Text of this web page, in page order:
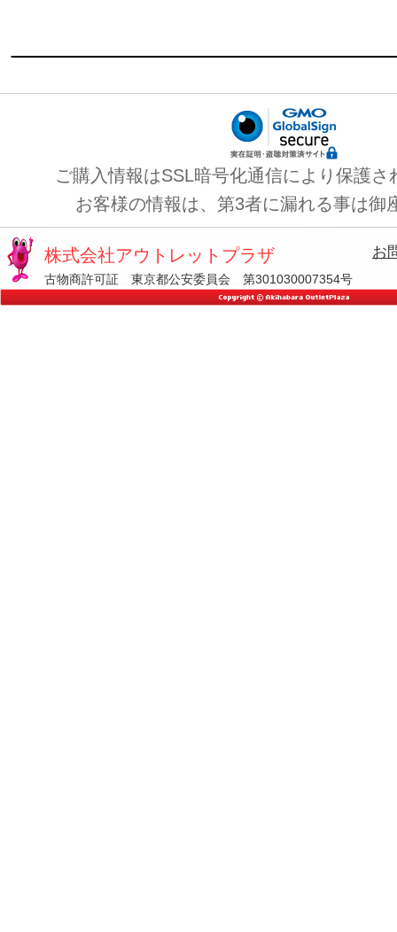
ご購入情報はSSL暗号化通信により保護さ
お客様の情報は、第3者に漏れる事は御
株式会社アウトレットプラザ
古物商許可証 東京都公安委員会 第301030007354号
お